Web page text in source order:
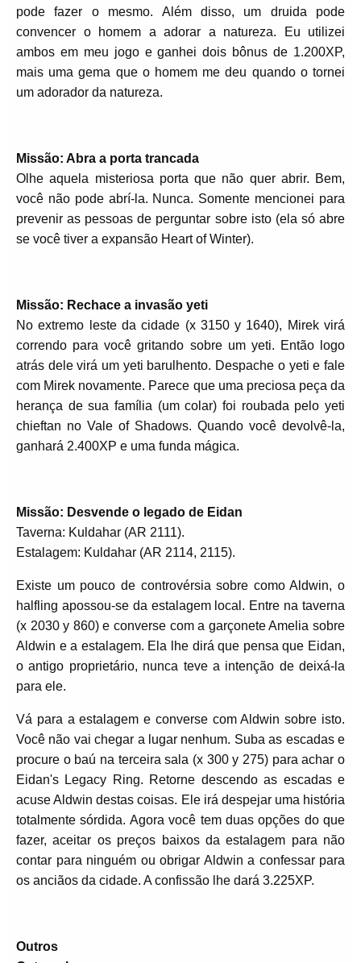
pode fazer o mesmo. Além disso, um druida pode
convencer o homem a adorar a natureza. Eu utilizei
ambos em meu jogo e ganhei dois bônus de 1.200XP,
mais uma gema que o homem me deu quando o tornei
um adorador da natureza.
Missão: Abra a porta trancada
Olhe aquela misteriosa porta que não quer abrir. Bem,
você não pode abrí-la. Nunca. Somente mencionei para
prevenir as pessoas de perguntar sobre isto (ela só abre
se você tiver a expansão Heart of Winter).
Missão: Rechace a invasão yeti
No extremo leste da cidade (x 3150 y 1640), Mirek virá
correndo para você gritando sobre um yeti. Então logo
atrás dele virá um yeti barulhento. Despache o yeti e fale
com Mirek novamente. Parece que uma preciosa peça da
herança de sua família (um colar) foi roubada pelo yeti
chieftan no Vale of Shadows. Quando você devolvê-la,
ganhará 2.400XP e uma funda mágica.
Missão: Desvende o legado de Eidan
Taverna: Kuldahar (AR 2111).
Estalagem: Kuldahar (AR 2114, 2115).
Existe um pouco de controvérsia sobre como Aldwin, o
halfling apossou-se da estalagem local. Entre na taverna
(x 2030 y 860) e converse com a garçonete Amelia sobre
Aldwin e a estalagem. Ela lhe dirá que pensa que Eidan,
o antigo proprietário, nunca teve a intenção de deixá-la
para ele.
Vá para a estalagem e converse com Aldwin sobre isto.
Você não vai chegar a lugar nenhum. Suba as escadas e
procure o baú na terceira sala (x 300 y 275) para achar o
Eidan's Legacy Ring. Retorne descendo as escadas e
acuse Aldwin destas coisas. Ele irá despejar uma história
totalmente sórdida. Agora você tem duas opções do que
fazer, aceitar os preços baixos da estalagem para não
contar para ninguém ou obrigar Aldwin a confessar para
os anciãos da cidade. A confissão lhe dará 3.225XP.
Outros